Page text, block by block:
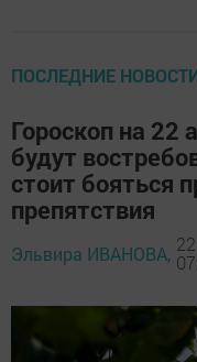
ПОСЛЕДНИЕ
Гороскоп на 22
будут
стоит бояться
препятствия
Эльвира ИВАНОВА,